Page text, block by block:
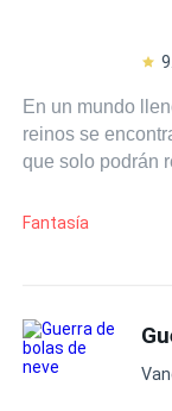
En un mundo
reinos se
que solo podrán
desde reyes
de ellos que
Fantasía